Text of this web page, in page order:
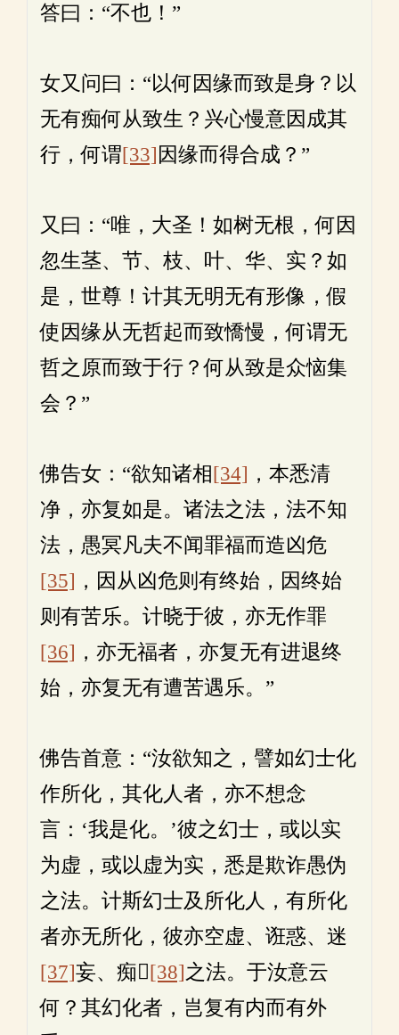
答曰：“不也！”
女又问曰：“以何因缘而致是身？以
无有痴何从致生？兴心慢意因成其
行，何谓[33]因缘而得合成？”
又曰：“唯，大圣！如树无根，何因
忽生茎、节、枝、叶、华、实？如
是，世尊！计其无明无有形像，假
使因缘从无哲起而致憍慢，何谓无
哲之原而致于行？何从致是众恼集
会？”
佛告女：“欲知诸相[34] ，本悉清
净，亦复如是。诸法之法，法不知
法，愚冥凡夫不闻罪福而造凶危
[35] ，因从凶危则有终始，因终始
则有苦乐。计晓于彼，亦无作罪
[36] ，亦无福者，亦复无有进退终
始，亦复无有遭苦遇乐。”
佛告首意：“汝欲知之，譬如幻士化
作所化，其化人者，亦不想念
言：‘我是化。’彼之幻士，或以实
为虚，或以虚为实，悉是欺诈愚伪
之法。计斯幻士及所化人，有所化
者亦无所化，彼亦空虚、诳惑、迷
[37]妄、痴𫘤[38]之法。于汝意云
何？其幻化者，岂复有内而有外